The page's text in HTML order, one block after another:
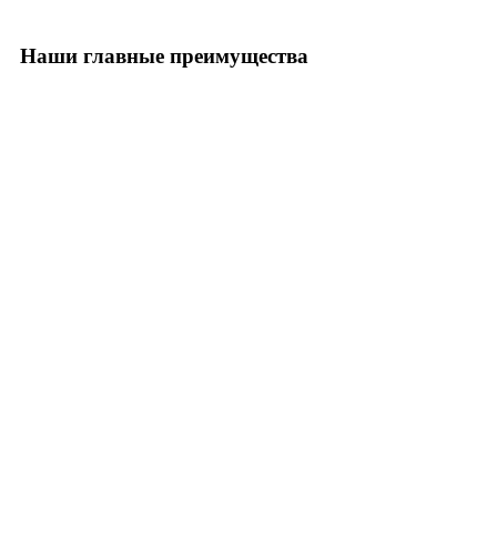
Наши главные преимущества